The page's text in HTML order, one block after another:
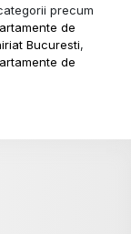
precum
de
Bucuresti,
de